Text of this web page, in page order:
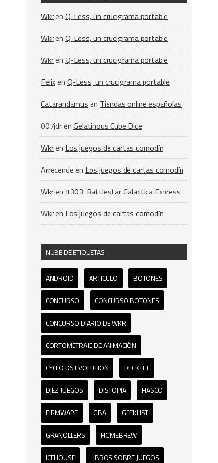
Wkren Q-Less, un crucigrama portable
Wkren Q-Less, un crucigrama portable
Wkren Q-Less, un crucigrama portable
Felixen Q-Less, un crucigrama portable
Catarandamus en Tiendas online españolas
007jdren Gelatinous Cube Dice
Wkren Los juegos de cartas comodín
Arrecende en Los juegos de cartas comodín
Wkren #303: Battlestar Galactica Express
Wkren Los juegos de cartas comodín
NUBE DE ETIQUETAS
ANDROID ARTICULO BOTONES
CONCURSO CONCURSO BOTONES
CONCURSO DIARIO DE WKR
CORTOMETRAJE DE ANIMACIÓN
CYCLO DS EVOLUTION DECKTET
DIEZ JUEGOS DISTOPIA FIASCO
FIRMWARE GBA GEEKLIST
GRANOLLERS HOMEBREW
ICEHOUSE LIBROS SOBRE JUEGOS